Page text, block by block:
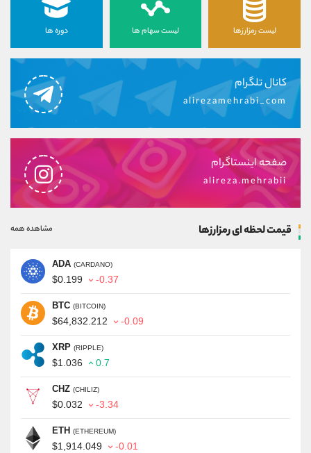
لیست رمزارزها لیست سهام ها دوره ها
کانال تلگرام
alirezamehrabi_com
صفحه اینستاگرام
alireza.mehrabii
قیمت لحظه ای رمزارزها مشاهده همه
ADA (CARDANO)
$0.199 -0.37
BTC (BITCOIN)
$64,832.212 -0.09
XRP (RIPPLE)
$1.036 0.7
CHZ (CHILIZ)
$0.032 -3.34
ETH (ETHEREUM)
$1,914.049 -0.01